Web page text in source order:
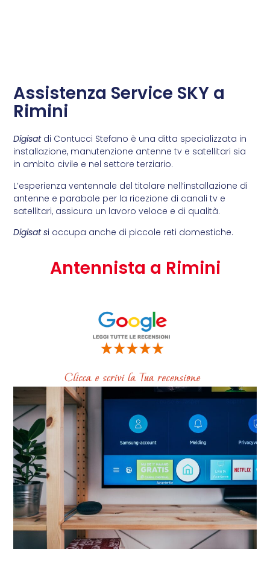
Assistenza Service SKY a
Rimini
Digisatdi Contucci Stefano è una ditta specializzata in
installazione, manutenzione antenne tv e satellitari sia
in ambito civile e nel settore terziario.
L’esperienza ventennale del titolare nell’installazione di
antenne e parabole per la ricezione di canali tv e
satellitari, assicura un lavoro veloce e di qualità.
Digisat si occupa anche di piccole reti domestiche.
Antennista a Rimini